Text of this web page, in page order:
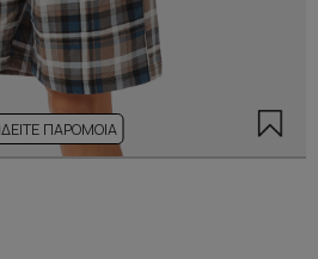
ΔΕΊΤΕ ΠΑΡΌΜΟΙΑ